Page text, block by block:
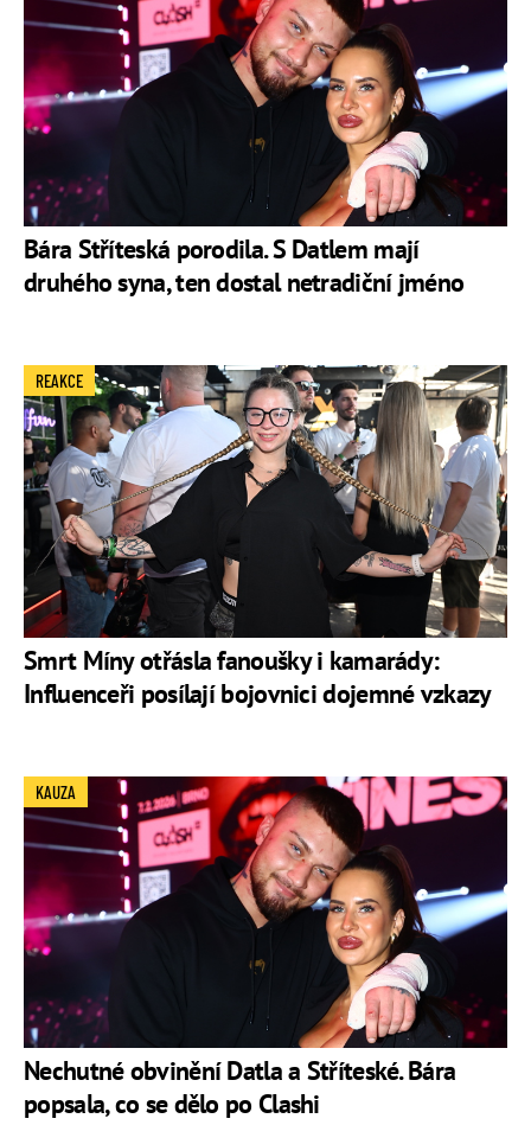
Bára Stříteská porodila. S Datlem mají
druhého syna, ten dostal netradiční jméno
Smrt Míny otřásla fanoušky i kamarády:
Influenceři posílají bojovnici dojemné vzkazy
REAKCE
Nechutné obvinění Datla a Stříteské. Bára
popsala, co se dělo po Clashi
KAUZA